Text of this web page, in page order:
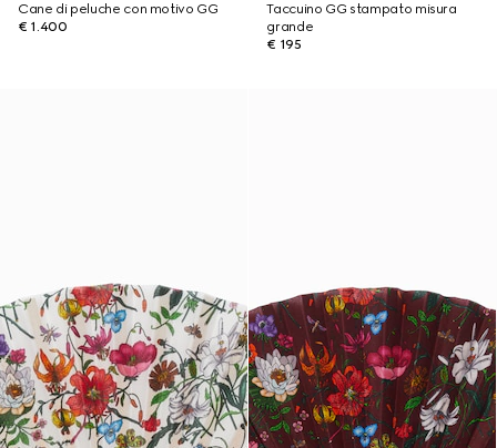
Cane di peluche con motivo GG
€ 1.400
Taccuino GG stampato misura
grande
€ 195